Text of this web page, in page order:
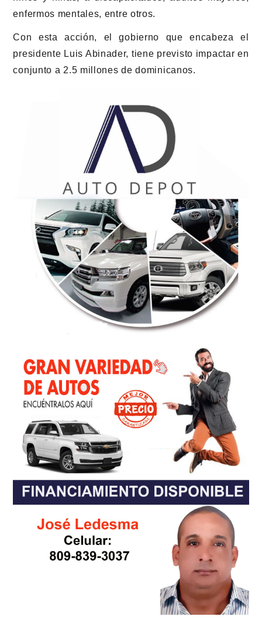
enfermos mentales, entre otros.
Con esta acción, el gobierno que encabeza el
presidente Luis Abinader, tiene previsto impactar en
conjunto a 2.5 millones de dominicanos.